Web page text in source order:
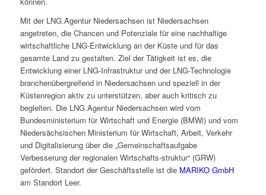
Mit der LNG.Agentur Niedersachsen ist Niedersachsen
angetreten, die Chancen und Potenziale für eine nachhaltige
wirtschaftliche LNG-Entwicklung an der Küste und für das
gesamte Land zu gestalten. Ziel der Tätigkeit ist es, die
Entwicklung einer LNG-Infrastruktur und der LNG-Technologie
branchenübergreifend in Niedersachsen und speziell in der
Küstenregion aktiv zu unterstützen, aber auch kritisch zu
begleiten. Die LNG.Agentur Niedersachsen wird vom
Bundesministerium für Wirtschaft und Energie (BMWi) und vom
Niedersächsischen Ministerium für Wirtschaft, Arbeit, Verkehr
und Digitalisierung über die „Gemeinschaftsaufgabe
Verbesserung der regionalen Wirtschafts-struktur“ (GRW)
gefördert. Standort der Geschäftsstelle ist die MARIKO GmbH
am Standort Leer.